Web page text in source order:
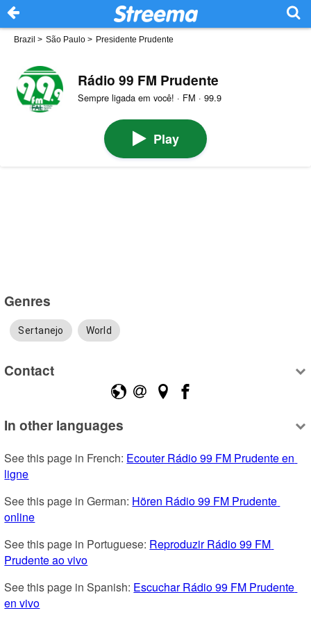
Brazil > São Paulo > Presidente Prudente
Rádio 99 FM Prudente
Sempre ligada em você! · FM · 99.9
Play
Genres
Sertanejo World
Contact
In other languages
See this page in French: Ecouter Rádio 99 FM Prudente en
ligne
See this page in German: Hören Rádio 99 FM Prudente
online
See this page in Portuguese: Reproduzir Rádio 99 FM
Prudente ao vivo
See this page in Spanish: Escuchar Rádio 99 FM Prudente
en vivo